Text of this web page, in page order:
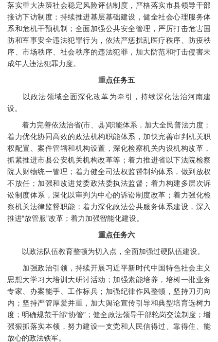
落实重大决策社会稳定风险评估制度，严格落实市县领导干部
接访下访制度；持续推进基层基础建设，健全社会心理服务体
系和危机干预机制；全面加强公共安全管理，严厉打击危害国
防和军事安全违法犯罪行为，依法严惩扰乱医疗秩序、防疫秩
序、市场秩序、社会秩序的违法犯罪，加大防范和打击侵害未
成年人违法犯罪力度。
重点任务五
以政法领域全面深化改革为牵引，持续深化法治河南建
设。
着力完善依法治省(市、县)职能体系，加大全民普法力度；
着力优化协同高效的政法机构职能体系，加快完善审判机关职
权配置、案件管辖和机构设置，深化检察机关内设机构改革，
抓紧推进市县公安机关机构改革等；着力推进省以下法院检察
院人财物统一管理；着力健全司法权监督制约体系，做到放权
不放任；加强和改进党委政法委执法监督；着力构建多层次诉
讼制度体系，深化以审判为中心的诉讼制度改革；着力强化检
察机关法律监督职能；着力深化政法公共服务体系建设，深入
推进“放管服”改革；着力加强智能化建设。
重点任务六
以政法队伍教育整顿为切入点，全面加强过硬队伍建设。
加强政治引领，持续开展习近平新时代中国特色社会主义
思想大学习大培训大研讨活动；加强素能培养，培树一批业务
专家、办案能手、工作标兵；加强纪律作风整顿，坚持刀刃向
内；坚持严管厚爱并重，加大舆论宣传引导和典型培育选树力
度；明确规范干部“协管”；健全政法领导干部轮岗交流制度；增
强狠抓落实本领，努力建设一支党和人民信得过、靠得住、能
放心的政法铁军。